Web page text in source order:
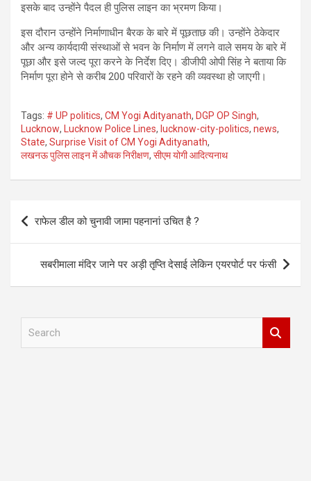
इसके बाद उन्होंने पैदल ही पुलिस लाइन का भ्रमण किया।
इस दौरान उन्होंने निर्माणाधीन बैरक के बारे में पूछताछ की। उन्होंने ठेकेदार
और अन्य कार्यदायी संस्थाओं से भवन के निर्माण में लगने वाले समय के बारे में
पूछा और इसे जल्द पूरा करने के निर्देश दिए। डीजीपी ओपी सिंह ने बताया कि
निर्माण पूरा होने से करीब 200 परिवारों के रहने की व्यवस्था हो जाएगी।
Tags: # UP politics, CM Yogi Adityanath, DGP OP Singh,
Lucknow, Lucknow Police Lines, lucknow-city-politics, news,
State, Surprise Visit of CM Yogi Adityanath,
लखनऊ पुलिस लाइन में औचक निरीक्षण, सीएम योगी आदित्यनाथ
Post
navigation
राफेल डील को चुनावी जामा पहनानां उचित है ?
सबरीमाला मंदिर जाने पर अड़ी तृप्ति देसाई लेकिन एयरपोर्ट पर फंसी